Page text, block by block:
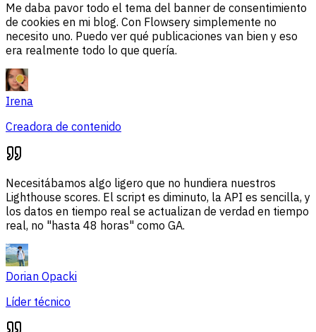
Me daba pavor todo el tema del banner de consentimiento
de cookies en mi blog. Con Flowsery simplemente no
necesito uno. Puedo ver qué publicaciones van bien y eso
era realmente todo lo que quería.
Irena
Creadora de contenido
Necesitábamos algo ligero que no hundiera nuestros
Lighthouse scores. El script es diminuto, la API es sencilla, y
los datos en tiempo real se actualizan de verdad en tiempo
real, no "hasta 48 horas" como GA.
Dorian Opacki
Líder técnico